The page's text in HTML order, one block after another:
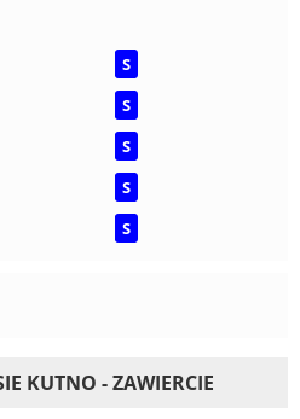
S
S
S
S
S
KUTNO - ZAWIERCIE